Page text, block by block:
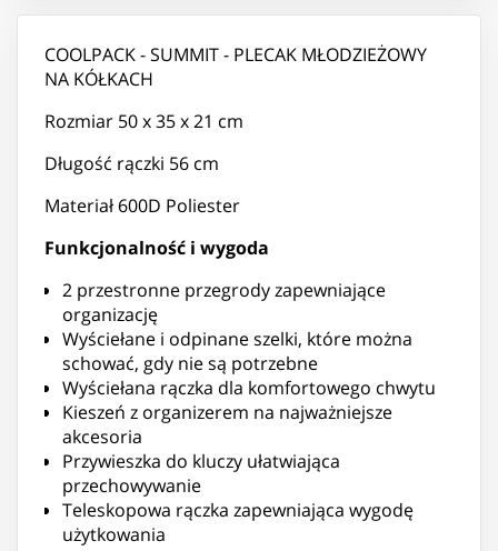
COOLPACK - SUMMIT - PLECAK MŁODZIEŻOWY
NA KÓŁKACH
Rozmiar 50 x 35 x 21 cm
Długość rączki 56 cm
Materiał 600D Poliester
Funkcjonalność i wygoda
2 przestronne przegrody zapewniające
organizację
Wyściełane i odpinane szelki, które można
schować, gdy nie są potrzebne
Wyściełana rączka dla komfortowego chwytu
Kieszeń z organizerem na najważniejsze
akcesoria
Przywieszka do kluczy ułatwiająca
przechowywanie
Teleskopowa rączka zapewniająca wygodę
użytkowania